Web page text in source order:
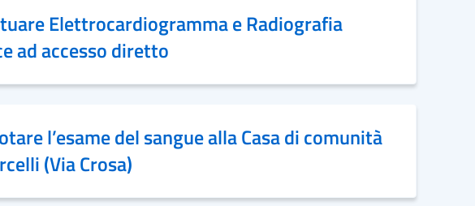
Elettrocardiogramma e Radiografia
ad accesso diretto
l’esame del sangue alla Casa di comunità
(Via Crosa)